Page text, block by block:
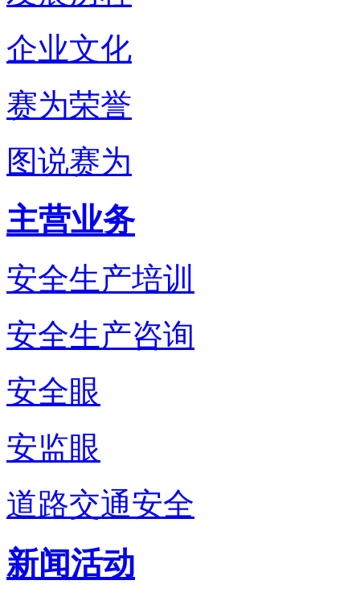
企业文化
赛为荣誉
图说赛为
主营业务
安全生产培训
安全生产咨询
安全眼
安监眼
道路交通安全
新闻活动